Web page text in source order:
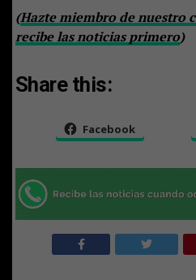
(Hazte miembro de nuestro
recibe las noticias primero)
Share this:
Facebook